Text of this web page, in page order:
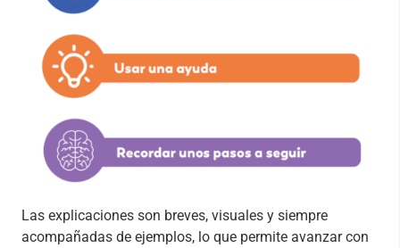
Las explicaciones son breves, visuales y siempre
acompañadas de ejemplos, lo que permite avanzar con